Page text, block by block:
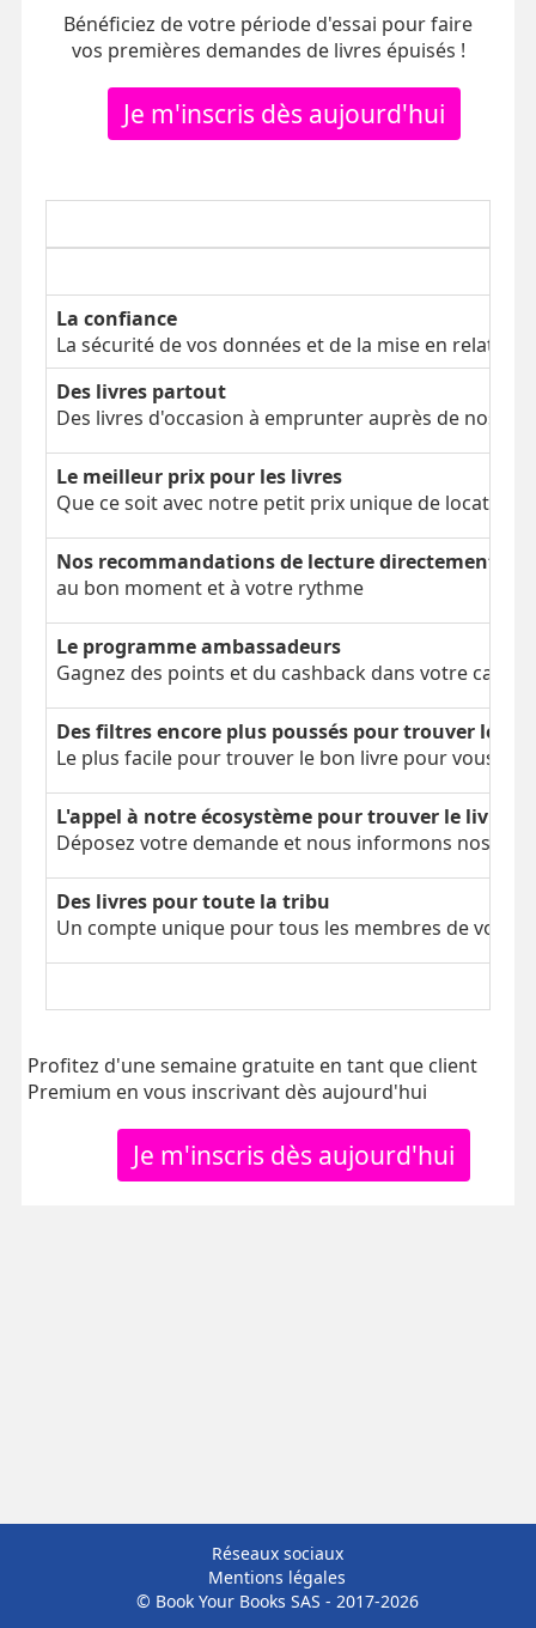
Bénéficiez de votre période d'essai pour faire
vos premières demandes de livres épuisés !
Je m'inscris dès aujourd'hui
La confiance
La sécurité de vos données et de la mise en relation
Des livres partout
Des livres d'occasion à emprunter auprès de nos
Le meilleur prix pour les livres
Que ce soit avec notre petit prix unique de location
Nos recommandations de lecture directement
au bon moment et à votre rythme
Le programme ambassadeurs
Gagnez des points et du cashback dans votre
Des filtres encore plus poussés pour trouver le
Le plus facile pour trouver le bon livre pour vous
L'appel à notre écosystème pour trouver le livre
Déposez votre demande et nous informons nos
Des livres pour toute la tribu
Un compte unique pour tous les membres de votre
Profitez d'une semaine gratuite en tant que client
Premium en vous inscrivant dès aujourd'hui
Je m'inscris dès aujourd'hui
Réseaux sociaux
Mentions légales
© Book Your Books SAS - 2017-2026